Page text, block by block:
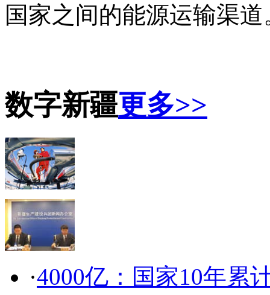
国家之间的能源运输渠道
数字新疆更多>>
·4000亿：国家10年累